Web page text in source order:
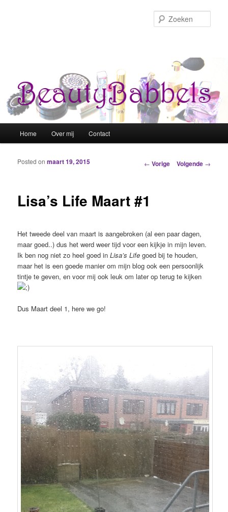
Spring naar de primaire inhoud
Spring naar de secundaire inhoud
Home Over mij Contact
Berichtnavigatie
← Vorige Volgende →
Lisa’s Life Maart #1
Posted onmaart 19, 2015
Het tweede deel van maart is aangebroken (al een paar dagen,
maar goed..) dus het werd weer tijd voor een kijkje in mijn leven.
Ik ben nog niet zo heel goed inLisa’s Life goed bij te houden,
maar het is een goede manier om mijn blog ook een persoonlijk
tintje te geven, en voor mij ook leuk om later op terug te kijken
Dus Maart deel 1, here we go!